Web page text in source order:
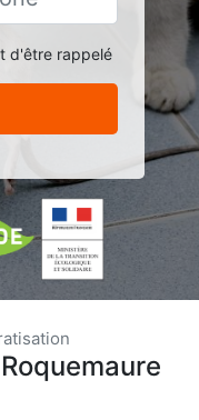
d'être rappelé